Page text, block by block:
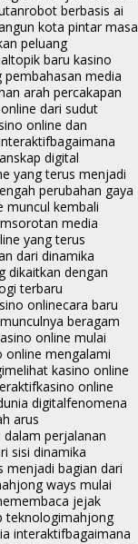
robot berbasis ai
kota pintar masa
peluang
topik baru kasino
media
arah percakapan
dari sudut
online dan
bagaimana
digital
yang terus menjadi
perubahan gaya
muncul kembali
sorotan media
yang terus
dari dinamika
dikaitkan dengan
terbaru
onlinecara baru
beragam
online mulai
online mengalami
melihat kasino online
kasino online
digitalfenomena
arus
perjalanan
sisi dinamika
menjadi bagian dari
ways mulai
membaca jejak
teknologimahjong
interaktifbagaimana